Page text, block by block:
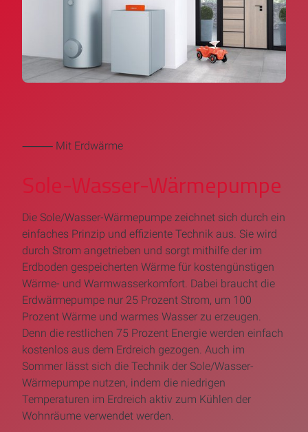
⸻ Mit Erdwärme
Sole-Wasser-Wärmepumpe
Die Sole/Wasser-Wärmepumpe zeichnet sich durch ein
einfaches Prinzip und effiziente Technik aus. Sie wird
durch Strom angetrieben und sorgt mithilfe der im
Erdboden gespeicherten Wärme für kostengünstigen
Wärme- und Warmwasserkomfort. Dabei braucht die
Erdwärmepumpe nur 25 Prozent Strom, um 100
Prozent Wärme und warmes Wasser zu erzeugen.
Denn die restlichen 75 Prozent Energie werden einfach
kostenlos aus dem Erdreich gezogen. Auch im
Sommer lässt sich die Technik der Sole/Wasser-
Wärmepumpe nutzen, indem die niedrigen
Temperaturen im Erdreich aktiv zum Kühlen der
Wohnräume verwendet werden.